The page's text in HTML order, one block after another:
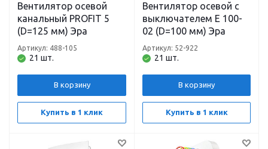
Вентилятор осевой
канальный PROFIT 5
(D=125 мм) Эра
21 шт.
Артикул: 488-105
В корзину
Купить в 1 клик
Вентилятор осевой с
выключателем E 100-
02 (D=100 мм) Эра
21 шт.
Артикул: 52-922
В корзину
Купить в 1 клик